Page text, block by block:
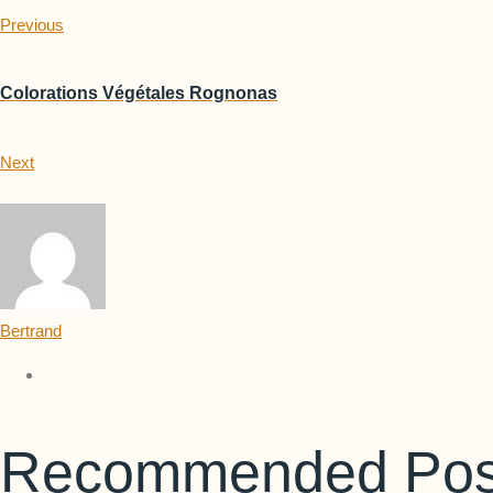
Previous
Colorations Végétales Rognonas
Next
Bertrand
Recommended